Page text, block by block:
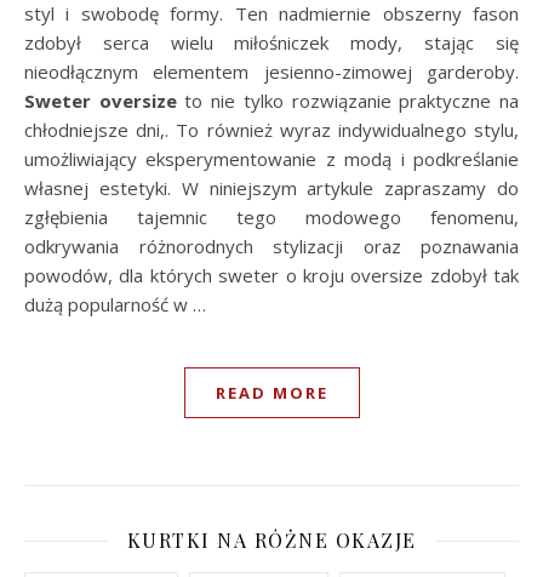
styl i swobodę formy. Ten nadmiernie obszerny fason
zdobył serca wielu miłośniczek mody, stając się
nieodłącznym elementem jesienno-zimowej garderoby.
Sweter oversizeto nie tylko rozwiązanie praktyczne na
chłodniejsze dni,. To również wyraz indywidualnego stylu,
umożliwiający eksperymentowanie z modą i podkreślanie
własnej estetyki. W niniejszym artykule zapraszamy do
zgłębienia tajemnic tego modowego fenomenu,
odkrywania różnorodnych stylizacji oraz poznawania
powodów, dla których sweter o kroju oversize zdobył tak
dużą popularność w …
READ MORE
KURTKI NA RÓŻNE OKAZJE